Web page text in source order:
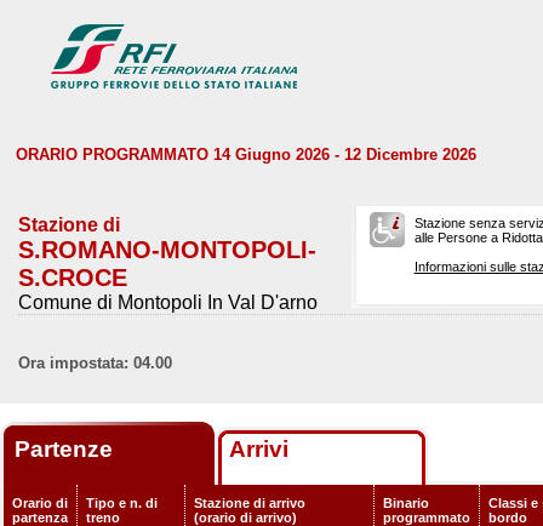
ORARIO PROGRAMMATO 14 Giugno 2026 - 12 Dicembre 2026
Stazione di
S.ROMANO-MONTOPOLI-
S.CROCE
Comune di Montopoli In Val D'arno
Stazione senza
alle Persone a
Informazioni sulle
Ora impostata: 04.00
Partenze Arrivi
Orario di
partenza
Tipo e n. di
treno
Stazione di arrivo
(orario di arrivo)
Binario
programmato
Classi e
bordo